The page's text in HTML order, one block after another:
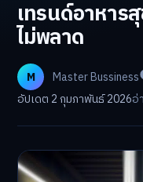
เทรนด์อาหาร
ไม่พลาด
M Master Bussiness
อัปเดต 2 กุมภาพันธ์ 2026อ่